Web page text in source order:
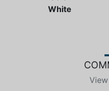
White